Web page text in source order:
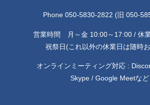
Phone 050-5830-2822 (旧 050-
営業時間 月～金 10:00～17:00 / 休
祝祭日(これ以外の休業日は随時
オンラインミーティング対応 :
Skype / Google Meetなど